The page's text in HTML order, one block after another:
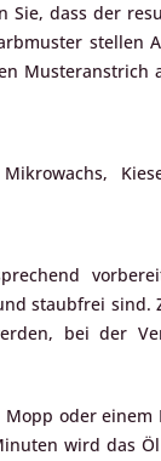
Sie, dass der
stellen
Musteranstrich
staubfrei
bei der
oder einem
wird das